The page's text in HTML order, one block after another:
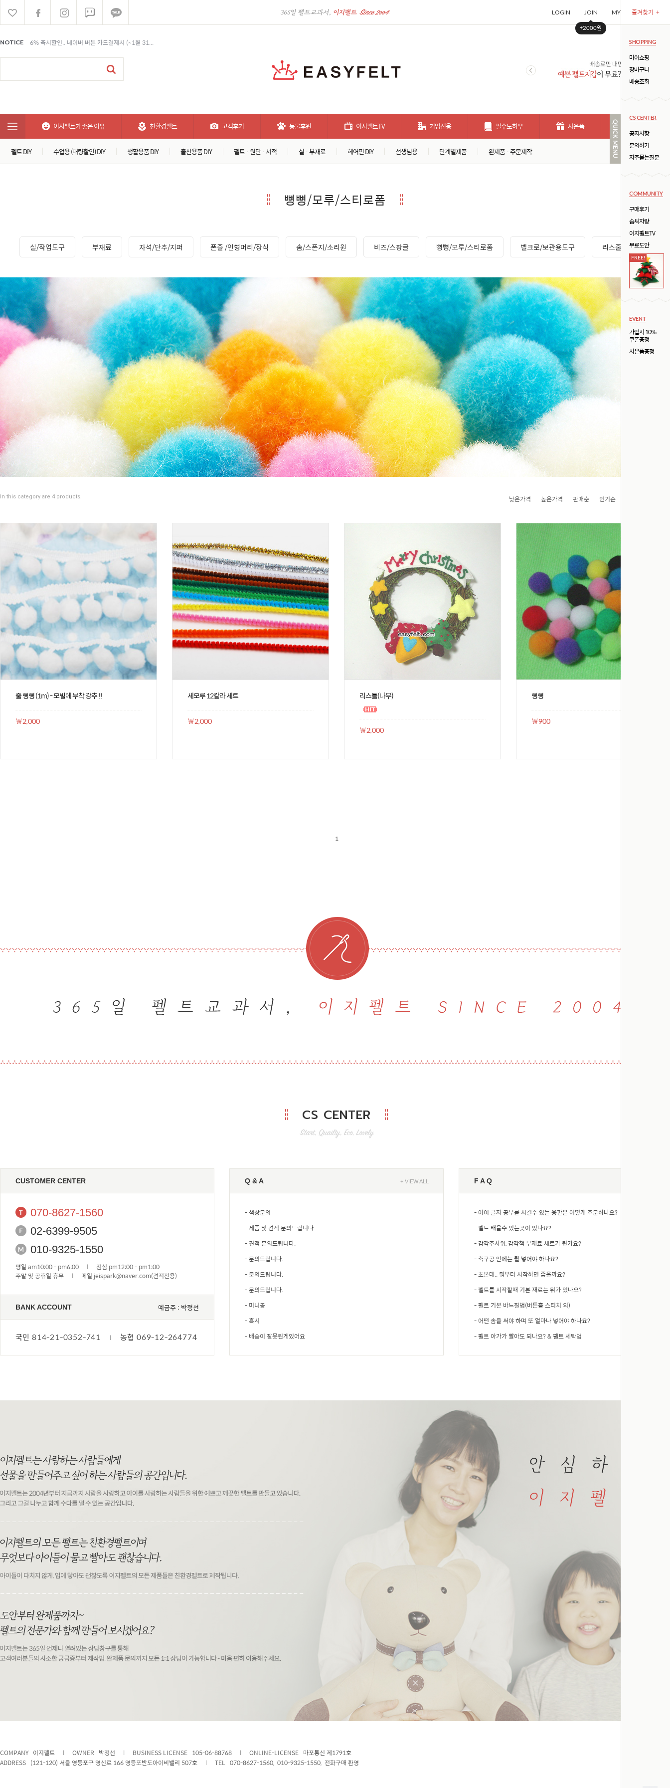
즐겨찾기 +
SHOPPING
마이쇼핑
장바구니
배송조회
CS CENTER
공지사항
문의하기
자주묻는질문
COMMUNITY
구매후기
솜씨자랑
이지펠트TV
무료도안
FREE!
EVENT
가입시 10%
쿠폰증정
사은품증정
LOGIN JOIN
+2000원
MYPAGE CART (
NOTICE
6% 즉시할인.. 네이버 버튼 카드결제시 (~1월 31...
이지펠트가 좋은 이유 친환경펠트 고객후기 동물후원 이지펠트TV 기업전용 필수노하우 사은품
펠트 DIY 수업용 (대량할인) DIY 생활용품 DIY 출산용품 DIY 펠트 · 원단 · 서적 실 · 부재료 헤어핀 DIY 선생님용 단계별제품 완제품 · 주문제작
뼝뼝/모루/스티로폼
실/작업도구 부재료 자석/단추/지퍼 폰줄 /인형머리/장식 솜/스폰지/소리원 비즈/스팡글 뼝뼝/모루/스티로폼 벨크로/보관용도구 리스줄/가방끈
In this category are 4products. 낮은가격 높은가격 판매순 인기순
줄 뼝뼝 (1m) - 모빌에 부착 강추 !!
￦2,000
세모루 12칼라 세트
￦2,000
리스틀(나무)
￦2,000
뼝뼝
￦900
1
CS CENTER
CUSTOMER CENTER
070-8627-1560
02-6399-9505
010-9325-1550
평일 am10:00 - pm6:00 l
점심 pm12:00 - pm1:00
주말 및 공휴일 휴무
l 메일 jeispark@naver.com(견적전용)
BANK ACCOUNT 예금주 : 박정선
국민 814-21-0352-741 l 농협 069-12-264774
Q & A
- 색상문의
- 제품 및 견적 문의드립니다.
- 견적 문의드립니다.
- 문의드립니다.
- 문의드립니다.
- 문의드립니다.
- 미니공
- 혹시
- 배송이 잘못된게있어요
+ VIEW ALL F A Q
- 아이 글자 공부를 시킬수 있는 융판은 어떻게 주문하나요?
- 펠트 배울수 있는곳이 있나요?
- 감각주사위, 감각책 부재료 세트가 뭔가요?
- 축구공 안에는 뭘 넣어야 하나요?
- 초본데.. 뭐부터 시작하면 좋을까요?
- 펠트를 시작할때 기본 재료는 뭐가 있나요?
- 펠트 기본 바느질법(버튼홀 스티치 외)
- 어떤 솜을 써야 하며 또 얼마나 넣어야 하나요?
- 펠트 아가가 빨아도 되나요? & 펠트 세탁법
COMPANY 이지펠트 l OWNER 박정선 l BUSINESS LICENSE 105-06-88768 l
ONLINE-LICENSE 마포통신 제1791호
ADDRESS (121-120) 서울 영등포구 영신로 166 영등포반도아이비밸리 507호
l TEL 070-8627-1560, 010-9325-1550, 전화구매 환영